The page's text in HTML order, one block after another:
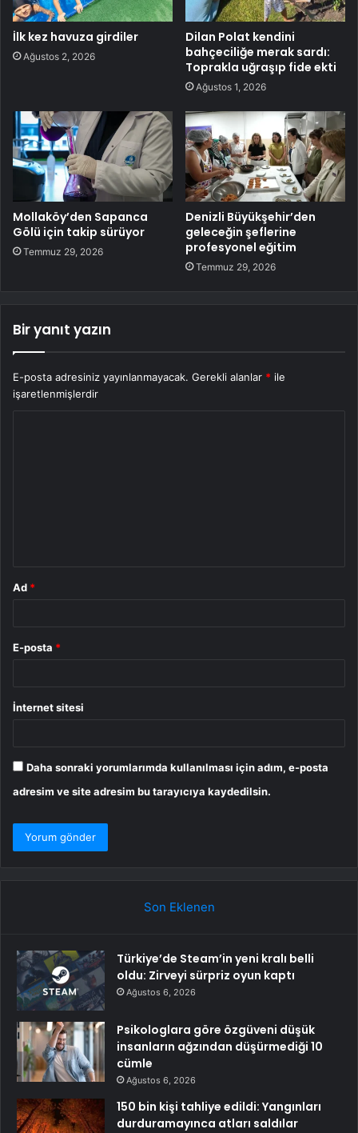
İlk kez havuza girdiler
Ağustos 2, 2026
Dilan Polat kendini
bahçeciliğe merak sardı:
Toprakla uğraşıp fide ekti
Ağustos 1, 2026
Mollaköy’den Sapanca
Gölü için takip sürüyor
Temmuz 29, 2026
Denizli Büyükşehir’den
geleceğin şeflerine
profesyonel eğitim
Temmuz 29, 2026
Bir yanıt yazın
E-posta adresiniz yayınlanmayacak. Gerekli alanlar * ile
işaretlenmişlerdir
Ad *
E-posta *
İnternet sitesi
Daha sonraki yorumlarımda kullanılması için adım, e-posta
adresim ve site adresim bu tarayıcıya kaydedilsin.
Son Eklenen
Türkiye’de Steam’in yeni kralı belli
oldu: Zirveyi sürpriz oyun kaptı
Ağustos 6, 2026
Psikologlara göre özgüveni düşük
insanların ağzından düşürmediği 10
cümle
Ağustos 6, 2026
150 bin kişi tahliye edildi: Yangınları
durduramayınca atları saldılar